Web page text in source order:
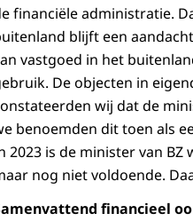
financiële administratie.
blijft een
vastgoed in het
De objecten in
wij dat de
benoemden dit toen als
2023 is de minister van
nog niet voldoende.
financieel